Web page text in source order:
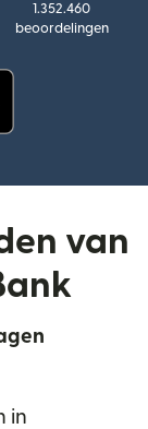
1.352.460
beoordelingen
van
in